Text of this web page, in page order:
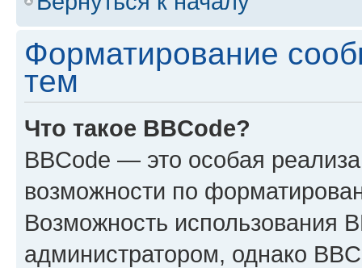
Форматирование
тем
Что такое BBCode?
BBCode — это особая
возможности по
Возможность использования
администратором, однако